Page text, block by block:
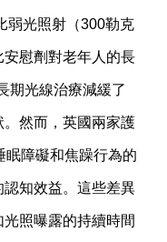
弱光照射（300勒克
慰劑對老年人的長
期光線治療減緩了
然而，英國兩家護
眠障礙和焦躁行為的
知效益。這些差異
照曝露的持續時間